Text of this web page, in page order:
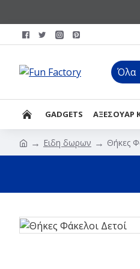
Όλα
GADGETS ΑΞΕΣΟΥΑΡ
Ειδη δωρων Θήκες